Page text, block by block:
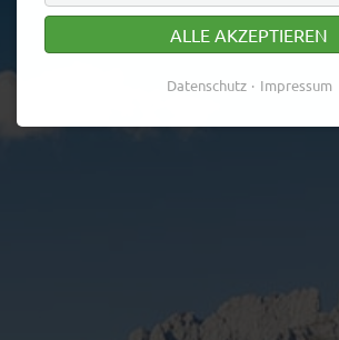
ALLE AKZEPTIEREN
Datenschutz Impressum